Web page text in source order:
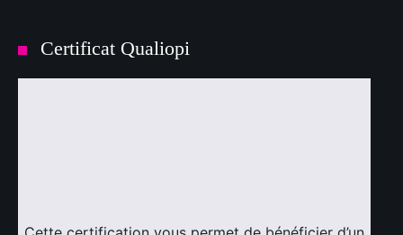
Certificat Qualiopi